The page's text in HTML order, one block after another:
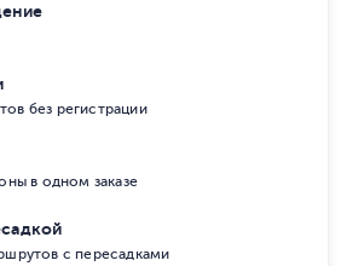
без регистрации
в одном заказе
с пересадками